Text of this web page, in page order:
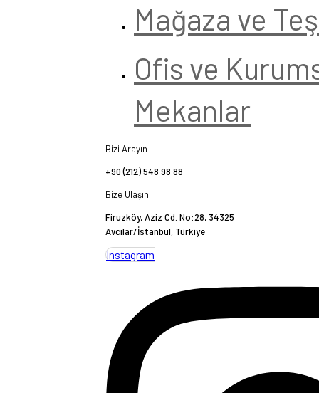
Mağaza ve
Ofis ve
Mekanlar
Bizi Arayın
+90 (212) 548 98 88
Bize Ulaşın
Firuzköy, Aziz Cd. No:28, 34325
Avcılar/İstanbul, Türkiye
Instagram